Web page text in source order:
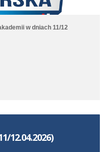
w dniach 11/12
12.04.2026)